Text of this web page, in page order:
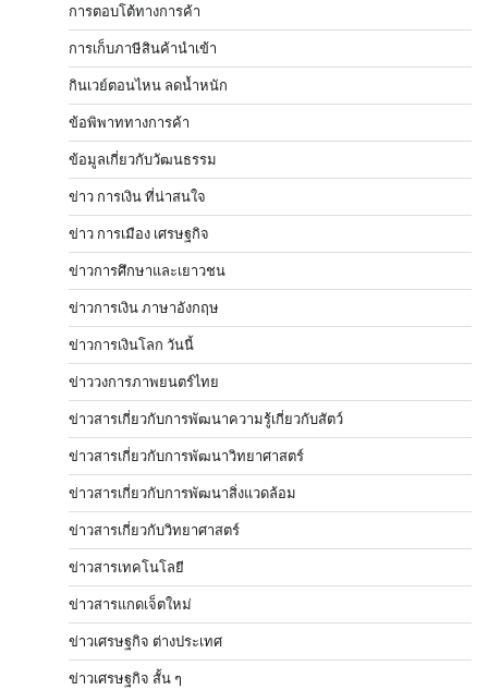
การตอบโต้ทางการค้า
การเก็บภาษีสินค้านำเข้า
กินเวย์ตอนไหน ลดน้ำหนัก
ข้อพิพาททางการค้า
ข้อมูลเกี่ยวกับวัฒนธรรม
ข่าว การเงิน ที่น่าสนใจ
ข่าว การเมือง เศรษฐกิจ
ข่าวการศึกษาและเยาวชน
ข่าวการเงิน ภาษาอังกฤษ
ข่าวการเงินโลก วันนี้
ข่าววงการภาพยนตร์ไทย
ข่าวสารเกี่ยวกับการพัฒนาความรู้เกี่ยวกับสัตว์
ข่าวสารเกี่ยวกับการพัฒนาวิทยาศาสตร์
ข่าวสารเกี่ยวกับการพัฒนาสิ่งแวดล้อม
ข่าวสารเกี่ยวกับวิทยาศาสตร์
ข่าวสารเทคโนโลยี
ข่าวสารแกดเจ็ตใหม่
ข่าวเศรษฐกิจ ต่างประเทศ
ข่าวเศรษฐกิจ สั้น ๆ